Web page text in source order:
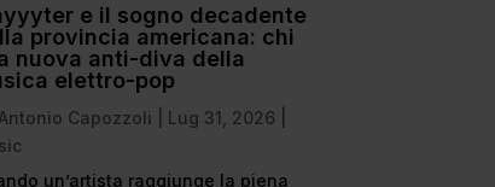
e il sogno decadente
provincia americana: chi
nuova anti-diva della
elettro-pop
Antonio Capozzoli Lug 31, 2026
un’artista raggiunge la piena